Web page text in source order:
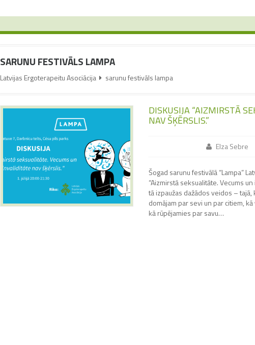
SARUNU FESTIVĀLS LAMPA
Latvijas Ergoterapeitu Asociācija sarunu festivāls lampa
DISKUSIJA “AIZMIRSTĀ
NAV ŠĶĒRSLIS.”
Elza Sebre
Šogad sarunu festivālā “Lampa”
“Aizmirstā seksualitāte. Vecums
tā izpaužas dažādos veidos –
domājam par sevi un par citiem,
kā rūpējamies par savu…